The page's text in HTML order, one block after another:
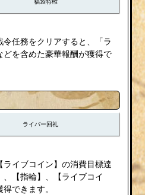
任務をクリアすると、「ラ
を含めた豪華報酬が獲得で
ライバー回礼
イブコイン】の消費目標達
【指輪】、【ライブコイ
できます。